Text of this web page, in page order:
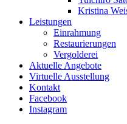
Kristina
Leistungen
Einrahmung
Restaurierungen
Vergolderei
Aktuelle Angebote
Virtuelle Ausstellung
Kontakt
Facebook
Instagram